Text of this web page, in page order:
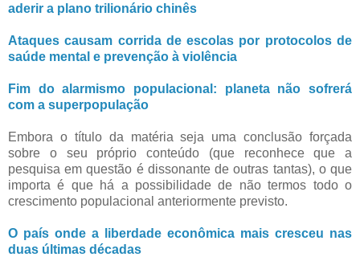
aderir a plano trilionário chinês
Ataques causam corrida de escolas por protocolos de
saúde mental e prevenção à violência
Fim do alarmismo populacional: planeta não sofrerá
com a superpopulação
Embora o título da matéria seja uma conclusão forçada
sobre o seu próprio conteúdo (que reconhece que a
pesquisa em questão é dissonante de outras tantas), o que
importa é que há a possibilidade de não termos todo o
crescimento populacional anteriormente previsto.
O país onde a liberdade econômica mais cresceu nas
duas últimas décadas